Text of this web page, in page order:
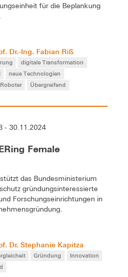
für die Beplankung
Dr.-Ing. Fabian Riß
digitale Transformation
neue Technologien
Roboter Übergreifend
- 30.11.2024
Female
das Bundesministerium
gründungsinteressierte
Forschungseinrichtungen in
Dr. Stephanie Kapitza
Gründung
Innovation